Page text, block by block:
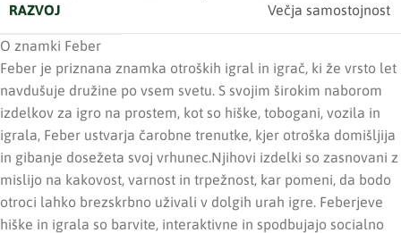
RAZVOJ
Večja samostojnost
O znamki Feber
Feber je priznana znamka otroških igral in igrač, ki že vrsto let
navdušuje družine po vsem svetu. S svojim širokim naborom
izdelkov za igro na prostem, kot so hiške, tobogani, vozila in
igrala, Feber ustvarja čarobne trenutke, kjer otroška domišljija
in gibanje dosežeta svoj vrhunec.Njihovi izdelki so zasnovani z
mislijo na kakovost, varnost in trpežnost, kar pomeni, da bodo
otroci lahko brezskrbno uživali v dolgih urah igre. Feberjeve
hiške in igrala so barvite, interaktivne in spodbujajo socialno